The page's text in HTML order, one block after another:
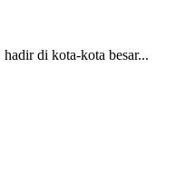
di kota-kota besar...